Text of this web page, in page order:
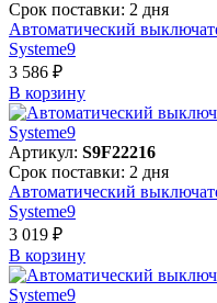
Срок поставки: 2 дня
Автоматический
Systeme9
3 586 ₽
В корзинy
Артикул: S9F22216
Срок поставки: 2 дня
Автоматический
Systeme9
3 019 ₽
В корзинy